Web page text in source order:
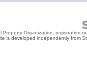
Organization,
is developed independently from